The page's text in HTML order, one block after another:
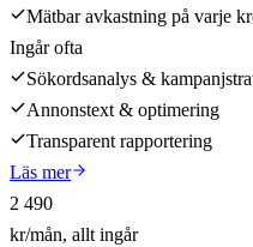
Mätbar avkastning på varje
Ingår ofta
Sökordsanalys &
Annonstext & optimering
Transparent rapportering
Läs mer
2 490
kr/mån, allt ingår